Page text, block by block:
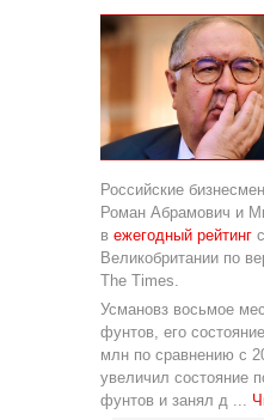
Российские
Роман Абрамович и
в ежегодный рейтинг
Великобритании по
The Times.
Усмановз восьмое
фунтов, его
млн по сравнению с
увеличил состояние
фунтов и занял д